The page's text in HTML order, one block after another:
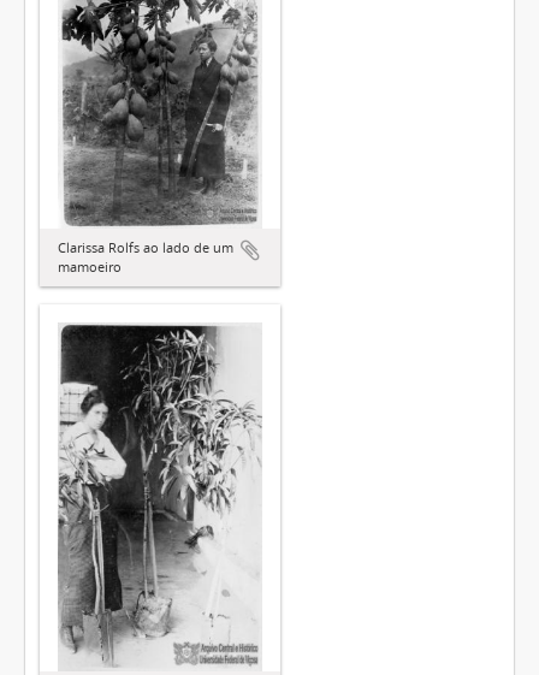
Clarissa Rolfs ao lado de um
mamoeiro